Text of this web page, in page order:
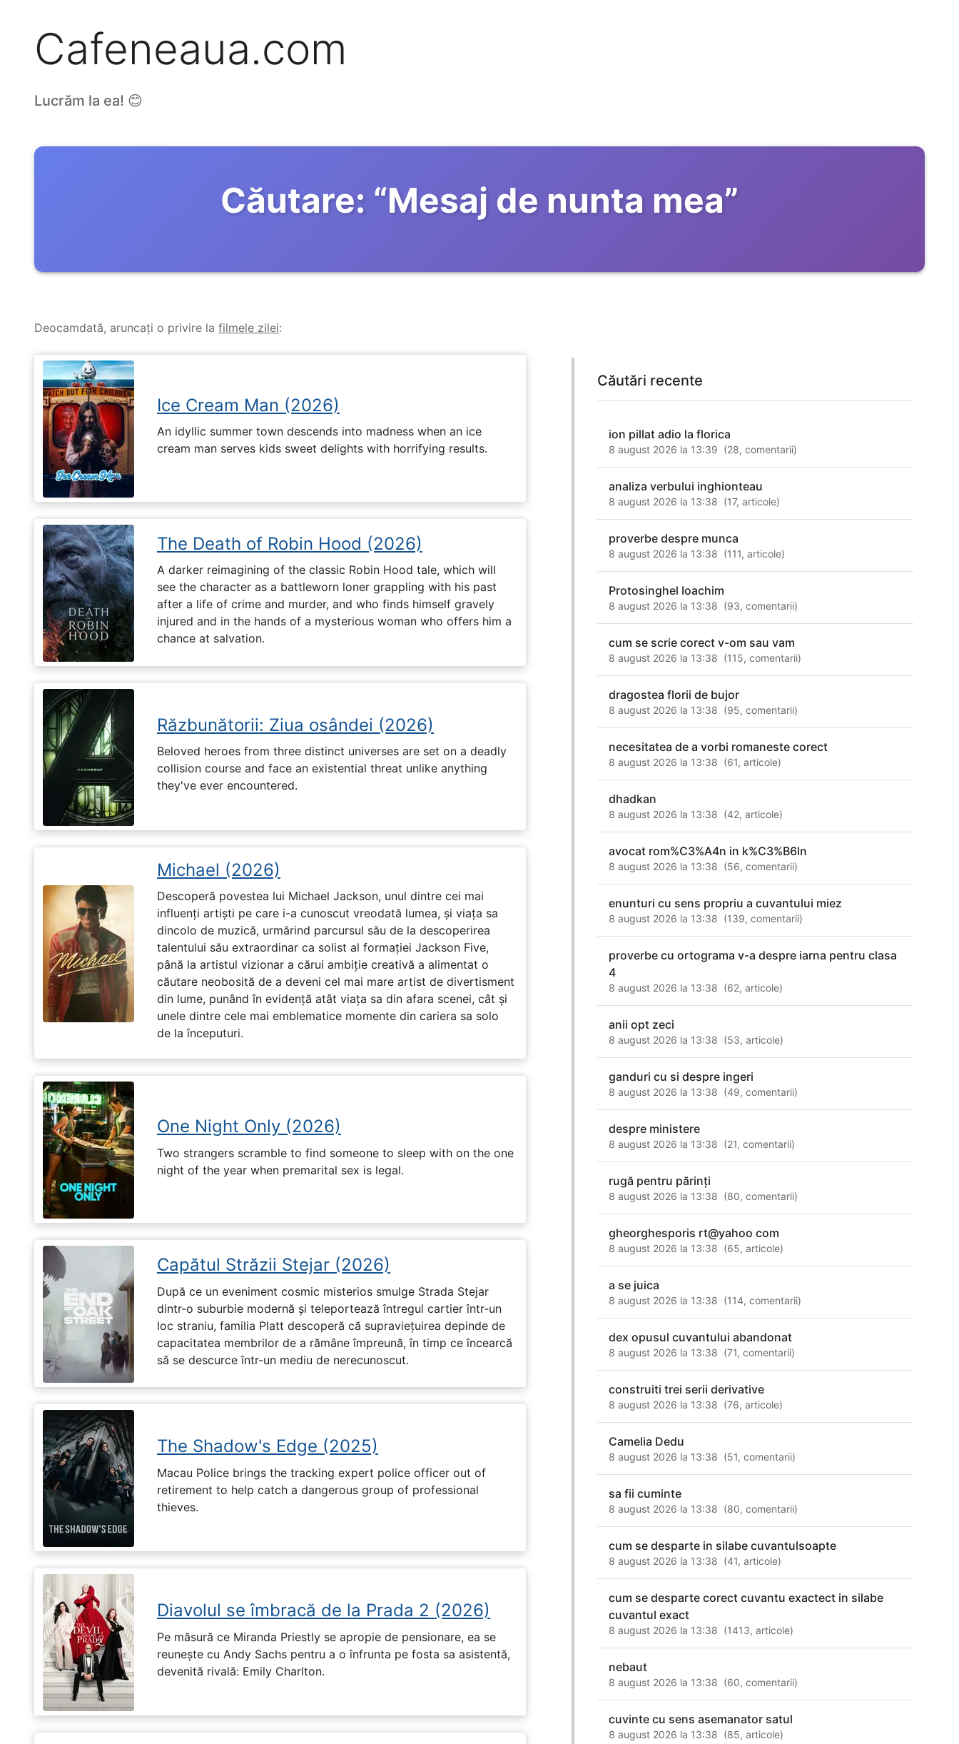
Cafeneaua.com
Lucrăm la ea! 😊
Căutare: “Mesaj de nunta mea”
Deocamdată, aruncați o privire la filmele zilei:
Ice Cream Man (2026)
An idyllic summer town descends into madness when an ice
cream man serves kids sweet delights with horrifying results.
The Death of Robin Hood (2026)
A darker reimagining of the classic Robin Hood tale, which will
see the character as a battleworn loner grappling with his past
after a life of crime and murder, and who finds himself gravely
injured and in the hands of a mysterious woman who offers him a
chance at salvation.
Răzbunătorii: Ziua osândei (2026)
Beloved heroes from three distinct universes are set on a deadly
collision course and face an existential threat unlike anything
they've ever encountered.
Michael (2026)
Descoperă povestea lui Michael Jackson, unul dintre cei mai
influenți artiști pe care i-a cunoscut vreodată lumea, și viața sa
dincolo de muzică, urmărind parcursul său de la descoperirea
talentului său extraordinar ca solist al formației Jackson Five,
până la artistul vizionar a cărui ambiție creativă a alimentat o
căutare neobosită de a deveni cel mai mare artist de divertisment
din lume, punând în evidență atât viața sa din afara scenei, cât și
unele dintre cele mai emblematice momente din cariera sa solo
de la începuturi.
One Night Only (2026)
Two strangers scramble to find someone to sleep with on the one
night of the year when premarital sex is legal.
Capătul Străzii Stejar (2026)
După ce un eveniment cosmic misterios smulge Strada Stejar
dintr-o suburbie modernă și teleportează întregul cartier într-un
loc straniu, familia Platt descoperă că supraviețuirea depinde de
capacitatea membrilor de a rămâne împreună, în timp ce încearcă
să se descurce într-un mediu de nerecunoscut.
The Shadow's Edge (2025)
Macau Police brings the tracking expert police officer out of
retirement to help catch a dangerous group of professional
thieves.
Diavolul se îmbracă de la Prada 2 (2026)
Pe măsură ce Miranda Priestly se apropie de pensionare, ea se
reunește cu Andy Sachs pentru a o înfrunta pe fosta sa asistentă,
devenită rivală: Emily Charlton.
Căutări recente
ion pillat adio la florica
8 august 2026 la 13:39 (28, comentarii)
analiza verbului inghionteau
8 august 2026 la 13:38 (17, articole)
proverbe despre munca
8 august 2026 la 13:38 (111, articole)
Protosinghel Ioachim
8 august 2026 la 13:38 (93, comentarii)
cum se scrie corect v-om sau vam
8 august 2026 la 13:38 (115, comentarii)
dragostea florii de bujor
8 august 2026 la 13:38 (95, comentarii)
necesitatea de a vorbi romaneste corect
8 august 2026 la 13:38 (61, articole)
dhadkan
8 august 2026 la 13:38 (42, articole)
avocat rom%C3%A4n in k%C3%B6ln
8 august 2026 la 13:38 (56, comentarii)
enunturi cu sens propriu a cuvantului miez
8 august 2026 la 13:38 (139, comentarii)
proverbe cu ortograma v-a despre iarna pentru clasa
4
8 august 2026 la 13:38 (62, articole)
anii opt zeci
8 august 2026 la 13:38 (53, articole)
ganduri cu si despre ingeri
8 august 2026 la 13:38 (49, comentarii)
despre ministere
8 august 2026 la 13:38 (21, comentarii)
rugă pentru părinţi
8 august 2026 la 13:38 (80, comentarii)
gheorghesporis rt@yahoo com
8 august 2026 la 13:38 (65, articole)
a se juica
8 august 2026 la 13:38 (114, comentarii)
dex opusul cuvantului abandonat
8 august 2026 la 13:38 (71, comentarii)
construiti trei serii derivative
8 august 2026 la 13:38 (76, articole)
Camelia Dedu
8 august 2026 la 13:38 (51, comentarii)
sa fii cuminte
8 august 2026 la 13:38 (80, comentarii)
cum se desparte in silabe cuvantulsoapte
8 august 2026 la 13:38 (41, articole)
cum se desparte corect cuvantu exactect in silabe
cuvantul exact
8 august 2026 la 13:38 (1413, articole)
nebaut
8 august 2026 la 13:38 (60, comentarii)
cuvinte cu sens asemanator satul
8 august 2026 la 13:38 (85, articole)